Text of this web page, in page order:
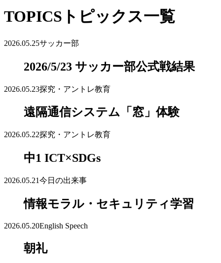
TOPICS トピックス一覧
2026.05.25サッカー部
2026/5/23 サッカー部公式戦結果
2026.05.23探究・アントレ教育
遠隔通信システム「窓」体験
2026.05.22探究・アントレ教育
中1 ICT×SDGs
2026.05.21今日の出来事
情報モラル・セキュリティ学習
2026.05.20English Speech
朝礼